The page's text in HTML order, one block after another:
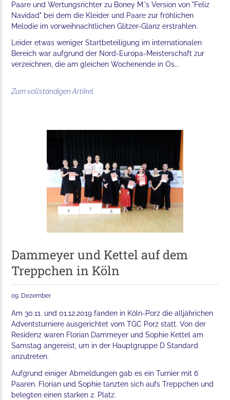
Paare und Wertungsrichter zu Boney M.'s Version von "Feliz
Navidad" bei dem die Kleider und Paare zur fröhlichen
Melodie im vorweihnachtlichen Glitzer-Glanz erstrahlen.
Leider etwas weniger Startbeteiligung im internationalen
Bereich war aufgrund der Nord-Europa-Meisterschaft zur
verzeichnen, die am gleichen Wochenende in Os...
Zum vollständigen Artikel
Dammeyer und Kettel auf dem
Treppchen in Köln
09. Dezember
Am 30.11. und 01.12.2019 fanden in Köln-Porz die alljährichen
Adventsturniere ausgerichtet vom TGC Porz statt. Von der
Residenz waren Florian Dammeyer und Sophie Kettel am
Samstag angereist, um in der Hauptgruppe D Standard
anzutreten.
Aufgrund einiger Abmeldungen gab es ein Turnier mit 6
Paaren. Florian und Sophie tanzten sich aufs Treppchen und
belegten einen starken 2. Platz.